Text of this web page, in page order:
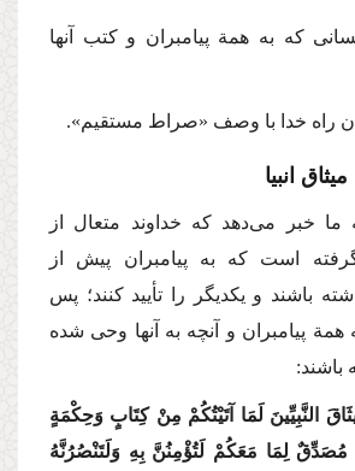
كه به همة پیامبران و كتب آنها
راه خدا با وصف «صراط مستقیم».
انبیا
ما خبر می‌دهد كه خداوند متعال از
گرفته است كه به پیامبران پیش از
باشند و یكدیگر را تأیید كنند؛ پس
همة پیامبران و آنچه به آنها وحی شده
باشند:
النَّبِیِّینَ لَمَا آتَیْتُكُمْ مِنْ كِتَابٍ وَحِكْمَةٍ
لِمَا مَعَكُمْ لَتُؤْمِنُنَّ بِهِ وَلَتَنْصُرُنَّهُ